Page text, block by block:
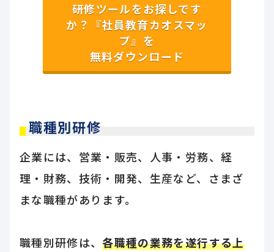
研修ツールをお探しです
か？『社員教育カオスマッ
プ』を
無料ダウンロード
職種別研修
企業には、営業・販売、人事・労務、経
理・財務、技術・開発、生産など、さまざ
まな職種があります。
職種別研修は、各職種の業務を遂行する上